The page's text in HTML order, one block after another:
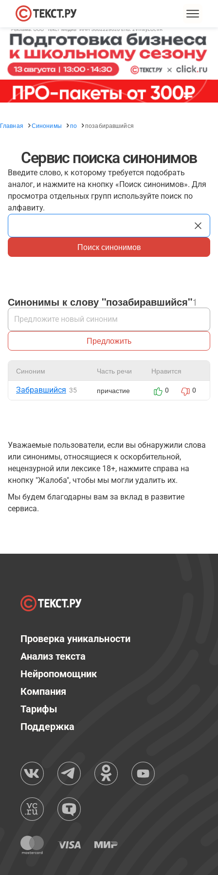
Главная Синонимы по позабиравшийся
Сервис поиска синонимов
Введите слово, к которому требуется подобрать
аналог, и нажмите на кнопку «Поиск синонимов». Для
просмотра отдельных групп используйте поиск по
алфавиту.
Поиск синонимов
Синонимы к слову "позабиравшийся"1
Предложить
Синоним Часть речи Нравится
Забравшийся 35 причастие 0 0
Уважаемые пользователи, если вы обнаружили слова
или синонимы, относящиеся к оскорбительной,
нецензурной или лексике 18+, нажмите справа на
кнопку "Жалоба", чтобы мы могли удалить их.
Мы будем благодарны вам за вклад в развитие
сервиса.
Проверка уникальности
Анализ текста
Нейропомощник
Компания
Тарифы
Поддержка